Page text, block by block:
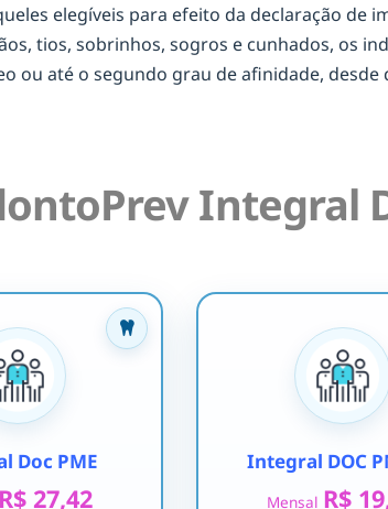
elegíveis para efeito da declaração de
tios, sobrinhos, sogros e cunhados, os
ou até o segundo grau de afinidade,
Integral
Doc PME
R$ 27,42
Integral DOC
Mensal R$